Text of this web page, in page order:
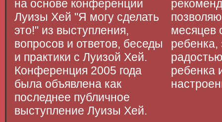
на основе конференции
Луизы Хей "Я могу сделать
это!" из выступления,
вопросов и ответов, беседы
и практики с Луизой Хей.
Конференция 2005 года
была объявлена как
последнее публичное
выступление Луизы Хей.
месяцев
ребенка,
ребенка